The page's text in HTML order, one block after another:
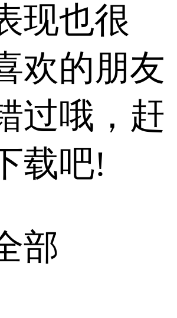
现也很
欢的朋友
过哦，赶
载吧!
部